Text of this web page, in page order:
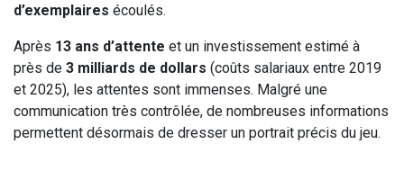
d’exemplaires écoulés.
Après 13 ans d’attente et un investissement estimé à
près de 3 milliards de dollars (coûts salariaux entre 2019
et 2025), les attentes sont immenses. Malgré une
communication très contrôlée, de nombreuses informations
permettent désormais de dresser un portrait précis du jeu.